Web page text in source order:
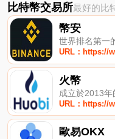
比特幣交易所最好的比
幣安
世界排名第一
URL：https://
火幣
成立於2013
URL：https://
歐易OKX